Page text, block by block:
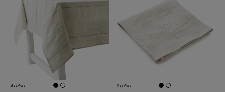
4 colori 2 colori